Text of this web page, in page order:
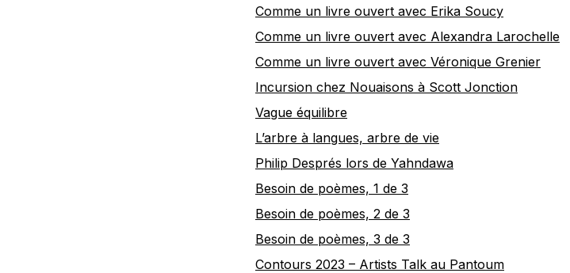
Comme un livre ouvert avec Erika Soucy
Comme un livre ouvert avec Alexandra Larochelle
Comme un livre ouvert avec Véronique Grenier
Incursion chez Nouaisons à Scott Jonction
Vague équilibre
L’arbre à langues, arbre de vie
Philip Després lors de Yahndawa
Besoin de poèmes, 1 de 3
Besoin de poèmes, 2 de 3
Besoin de poèmes, 3 de 3
Contours 2023 – Artists Talk au Pantoum